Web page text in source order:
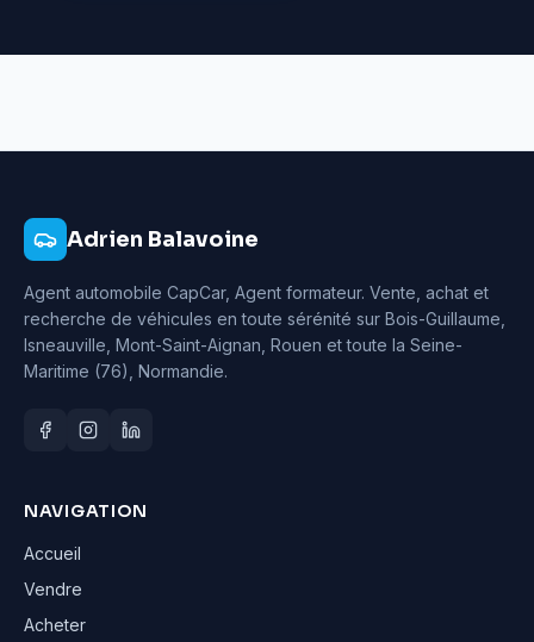
Adrien Balavoine
Agent automobile CapCar, Agent formateur. Vente, achat et
recherche de véhicules en toute sérénité sur Bois-Guillaume,
Isneauville, Mont-Saint-Aignan, Rouen et toute la Seine-
Maritime (76), Normandie.
NAVIGATION
Accueil
Vendre
Acheter